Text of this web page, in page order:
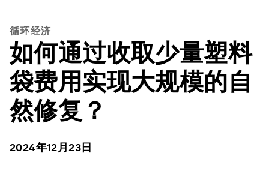
循环经济
如何通过收取少量塑料
袋费用实现大规模的自
然修复？
2024年12月23日